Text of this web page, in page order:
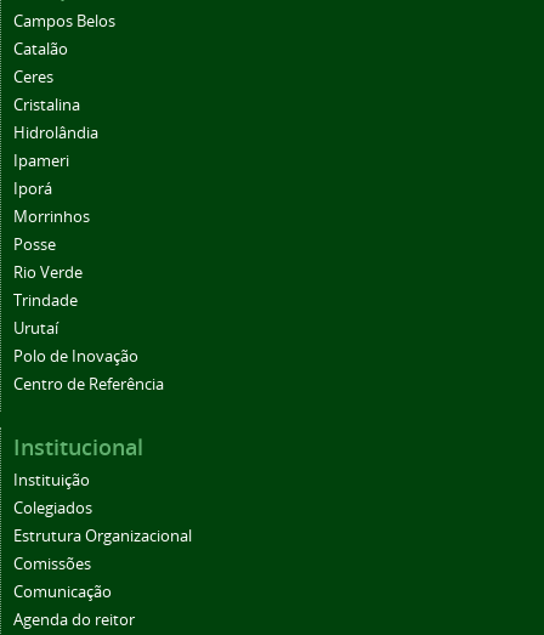
Campos Belos
Catalão
Ceres
Cristalina
Hidrolândia
Ipameri
Iporá
Morrinhos
Posse
Rio Verde
Trindade
Urutaí
Polo de Inovação
Centro de Referência
Institucional
Instituição
Colegiados
Estrutura Organizacional
Comissões
Comunicação
Agenda do reitor